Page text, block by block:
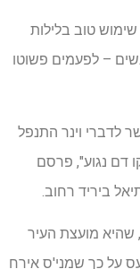
טוב בלילות
– לפעמים פשוטו
לדברי וינר התנפל
דם נגוע", פרסם
ביריד רחוב.
שהיא מועצת העיר
על כך שמני'ס אירח